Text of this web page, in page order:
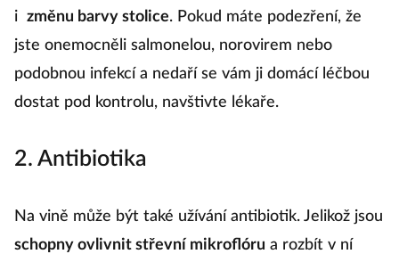
i změnu barvy stolice. Pokud máte podezření, že
jste onemocněli salmonelou, norovirem nebo
podobnou infekcí a nedaří se vám ji domácí léčbou
dostat pod kontrolu, navštivte lékaře.
2. Antibiotika
Na vině může být také užívání antibiotik. Jelikož jsou
schopny ovlivnit střevní mikroflóru a rozbít v ní